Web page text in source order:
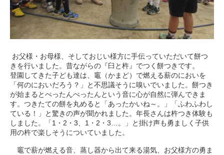
お父様・お母様、そしておじい様方に手伝っていただいて餅つ
きを行いました。昔ながらの『臼と杵』でつく餅つきです。
登園してきた子ども達は、竈（かまど）で燃える薪のにおいを
「何のにおいだろう？」と不思議そうに嗅いでいました。餅つき
が始まるとぺったんぺったんという音に心が自然に弾んできま
す。つきたての餅を丸めると「あったかいね～。」「ふわふわし
ている！」と驚きの声が聞かれました。年長さんは杵つき体験も
しました。「1・2・3、1・2・3…。」と掛け声も勇ましく子供
用の杵で楽しそうについていました。
竈で薪が燃える音、蒸し器から出て来る湯気、お父様方の勇ま